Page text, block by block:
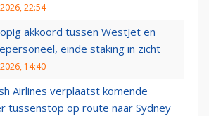
22:54
akkoord tussen WestJet en
einde staking in zicht
14:40
Airlines verplaatst komende
tussenstop op route naar Sydney